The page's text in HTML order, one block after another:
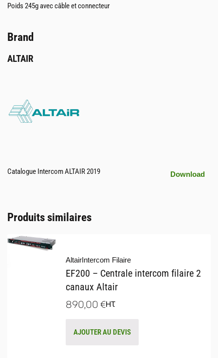
Poids 245g avec câble et connecteur
Brand
ALTAIR
Catalogue Intercom ALTAIR 2019 Download
Produits similaires
AltairIntercom Filaire
EF200 – Centrale intercom filaire 2
canaux Altair
890,00€HT
AJOUTER AU DEVIS